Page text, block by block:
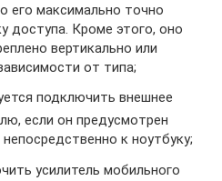
максимально точно
доступа. Кроме этого, оно
вертикально или
от типа;
подключить внешнее
если он предусмотрен
к ноутбуку;
усилитель мобильного